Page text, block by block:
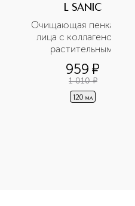
L SANIC
Очищающая пенка для
лица с коллагеном и
растительным
комплексом
959 ¤
1 010 ¤
120 мл